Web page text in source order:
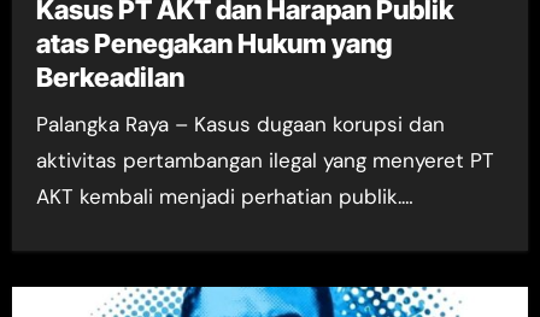
Kasus PT AKT dan Harapan Publik
atas Penegakan Hukum yang
Berkeadilan
Palangka Raya – Kasus dugaan korupsi dan
aktivitas pertambangan ilegal yang menyeret PT
AKT kembali menjadi perhatian publik.…